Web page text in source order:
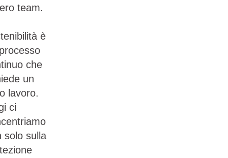
team.
è
che
un
lavoro.
ci
solo sulla